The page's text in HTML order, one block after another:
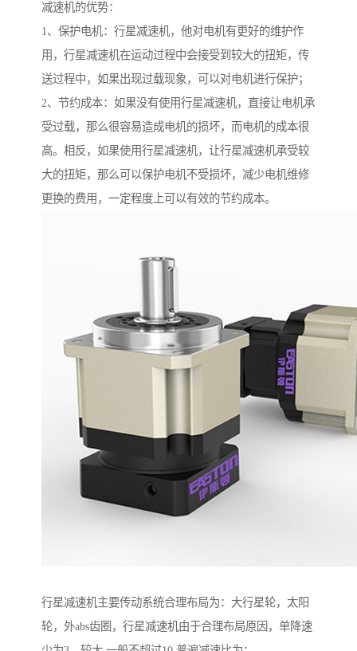
减速机的优势：
1、保护电机：行星减速机，他对电机有更好的维护作
用，行星减速机在运动过程中会接受到较大的扭矩，传
送过程中，如果出现过载现象，可以对电机进行保护；
2、节约成本：如果没有使用行星减速机，直接让电机承
受过载，那么很容易造成电机的损坏，而电机的成本很
高。相反，如果使用行星减速机，让行星减速机承受较
大的扭矩，那么可以保护电机不受损坏，减少电机维修
更换的费用，一定程度上可以有效的节约成本。
行星减速机主要传动系统合理布局为：大行星轮，太阳
轮，外abs齿圈，行星减速机由于合理布局原因，单降速